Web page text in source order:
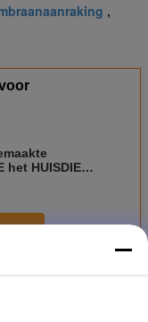
,
het HUISDIER